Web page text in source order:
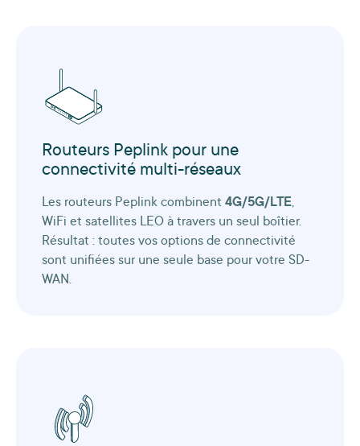
Routeurs Peplink pour une
connectivité multi-réseaux
Les routeurs Peplink combinent 4G/5G/LTE,
WiFi et satellites LEO à travers un seul boîtier.
Résultat : toutes vos options de connectivité
sont unifiées sur une seule base pour votre SD-
WAN.